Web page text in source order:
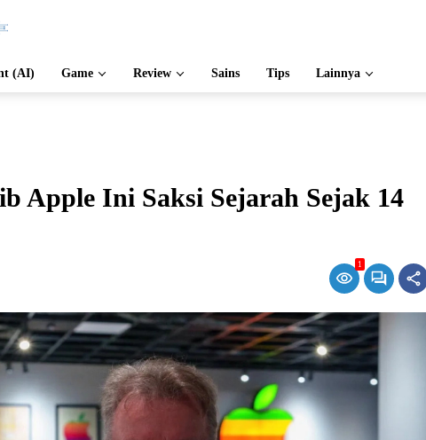
(AI) Game Review Sains Tips Lainnya
Apple Ini Saksi Sejarah Sejak 14
1